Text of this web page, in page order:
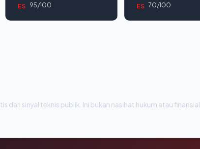
ES 95/100 ES 70/100
dari sinyal teknis publik. Ini bukan nasihat hukum atau finansial.